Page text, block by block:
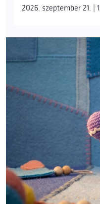
2026. szeptember 21. |